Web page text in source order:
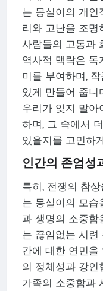
는 몽실이의 개인
리와 고난을 조명
사람들의 고통과
역사적 맥락은 독
미를 부여하며,
있게 만들어 줍니
우리가 잊지 말아
하며, 그 속에서
있을지를 고민하
인간의 존엄성
특히, 전쟁의 참
는 몽실이의 모습
과 생명의 소중함
는 끊임없는 시련
간에 대한 연민을
의 정체성과 강인
가족의 소중함과